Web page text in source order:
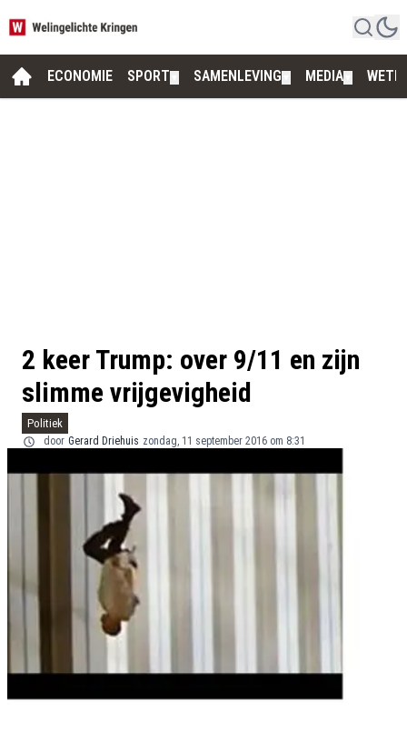
ECONOMIE SPORT SAMENLEVING MEDIA
2 keer Trump: over 9/11 en zijn
slimme vrijgevigheid
Politiek
door Gerard Driehuis zondag, 11 september 2016 om 8:31